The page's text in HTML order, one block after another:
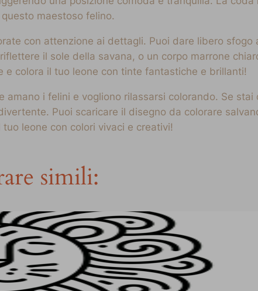
maestoso felino.
con attenzione ai dettagli. Puoi dare libero sfogo
il sole della savana, o un corpo marrone
colora il tuo leone con tinte fantastiche e brillanti!
i felini e vogliono rilassarsi colorando. Se stai
Puoi scaricare il disegno da colorare
leone con colori vivaci e creativi!
simili: